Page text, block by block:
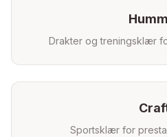
Drakter og treningsklær
Sportsklær for